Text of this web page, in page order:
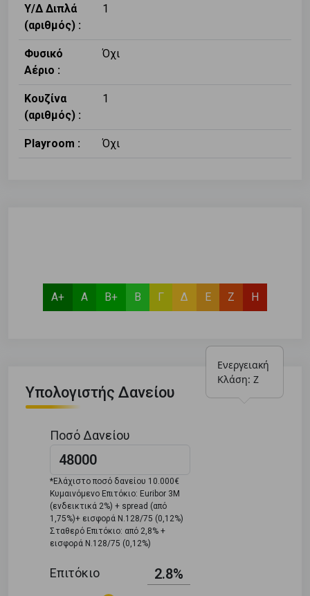
Υ/Δ Διπλά
(αριθμός) :
1
Φυσικό
Αέριο :
Όχι
Κουζίνα
(αριθμός) :
1
Playroom : Όχι
Α+ Α Β+ Β Γ Δ Ε Ζ
Ενεργειακή
Κλάση: Ζ
Η
Υπολογιστής Δανείου
Ποσό Δανείου
*Ελάχιστο ποσό δανείου 10.000€
Κυμαινόμενο Επιτόκιο: Euribor 3M
(ενδεικτικά 2%) + spread (από
1,75%)+ εισφορά Ν.128/75 (0,12%)
Σταθερό Επιτόκιο: από 2,8% +
εισφορά Ν.128/75 (0,12%)
Επιτόκιο 2.8%